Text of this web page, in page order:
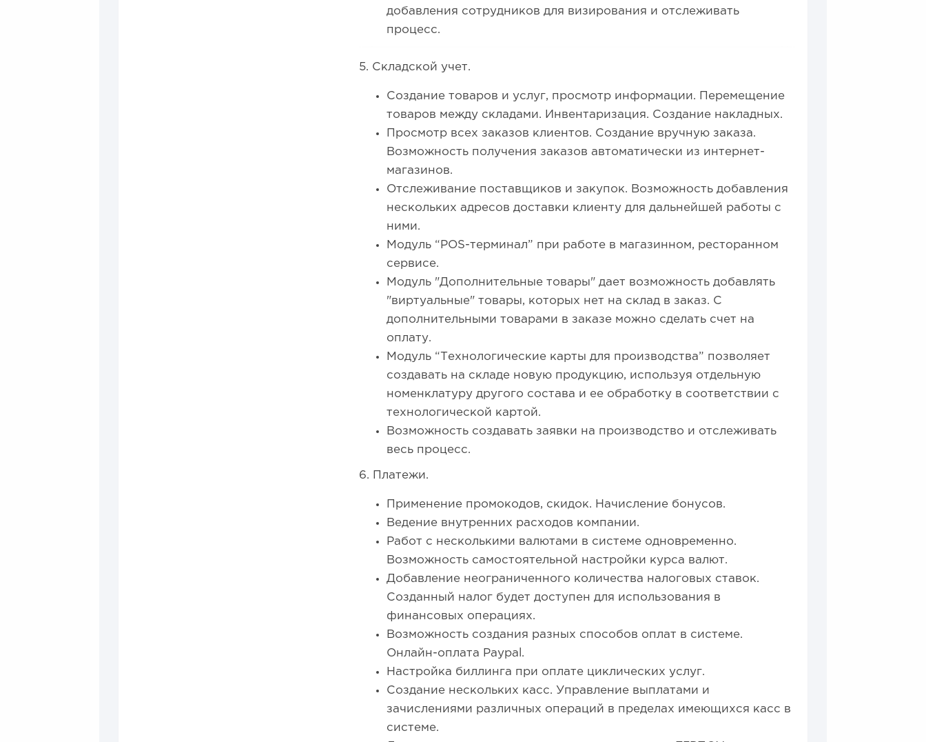
добавления сотрудников для визирования и отслеживать
процесс.
5. Складской учет.
Создание товаров и услуг, просмотр информации. Перемещение
товаров между складами. Инвентаризация. Создание накладных.
Просмотр всех заказов клиентов. Создание вручную заказа.
Возможность получения заказов автоматически из интернет-
магазинов.
Отслеживание поставщиков и закупок. Возможность добавления
нескольких адресов доставки клиенту для дальнейшей работы с
ними.
Модуль “POS-терминал” при работе в магазинном, ресторанном
сервисе.
Модуль "Дополнительные товары" дает возможность добавлять
"виртуальные" товары, которых нет на склад в заказ. С
дополнительными товарами в заказе можно сделать счет на
оплату.
Модуль “Технологические карты для производства” позволяет
создавать на складе новую продукцию, используя отдельную
номенклатуру другого состава и ее обработку в соответствии с
технологической картой.
Возможность создавать заявки на производство и отслеживать
весь процесс.
6. Платежи.
Применение промокодов, скидок. Начисление бонусов.
Ведение внутренних расходов компании.
Работ с несколькими валютами в системе одновременно.
Возможность самостоятельной настройки курса валют.
Добавление неограниченного количества налоговых ставок.
Созданный налог будет доступен для использования в
финансовых операциях.
Возможность создания разных способов оплат в системе.
Онлайн-оплата Paypal.
Настройка биллинга при оплате циклических услуг.
Создание нескольких касс. Управление выплатами и
зачислениями различных операций в пределах имеющихся касс в
системе.